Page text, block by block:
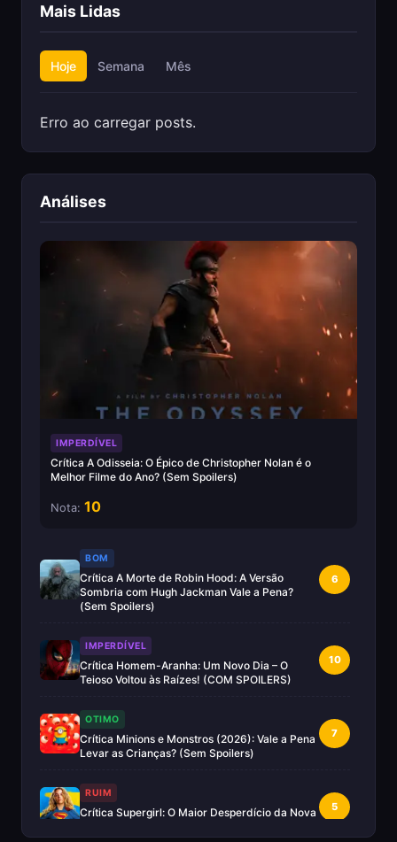
Mais Lidas
Hoje Semana Mês
Erro ao carregar posts.
Análises
IMPERDÍVEL
Crítica A Odisseia: O Épico de Christopher Nolan é o
Melhor Filme do Ano? (Sem Spoilers)
Nota: 10
BOM
Crítica A Morte de Robin Hood: A Versão
Sombria com Hugh Jackman Vale a Pena?
(Sem Spoilers)
6
IMPERDÍVEL
Crítica Homem-Aranha: Um Novo Dia – O
Teioso Voltou às Raízes! (COM SPOILERS)
10
OTIMO
Crítica Minions e Monstros (2026): Vale a Pena
Levar as Crianças? (Sem Spoilers)
7
RUIM
Crítica Supergirl: O Maior Desperdício da Nova
5